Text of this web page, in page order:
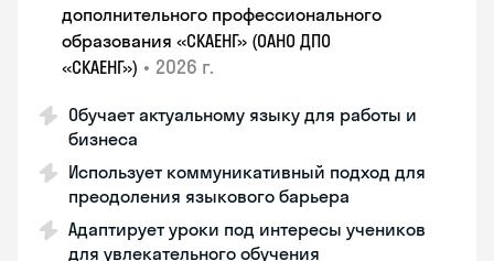
дополнительного профессионального
образования «СКАЕНГ» (ОАНО ДПО
«СКАЕНГ») • 2026 г.
Обучает актуальному языку для работы и
бизнеса
Использует коммуникативный подход для
преодоления языкового барьера
Адаптирует уроки под интересы учеников
для увлекательного обучения